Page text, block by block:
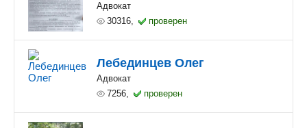
Адвокат
30316,
проверен
Лебединцев Олег
Адвокат
7256,
проверен